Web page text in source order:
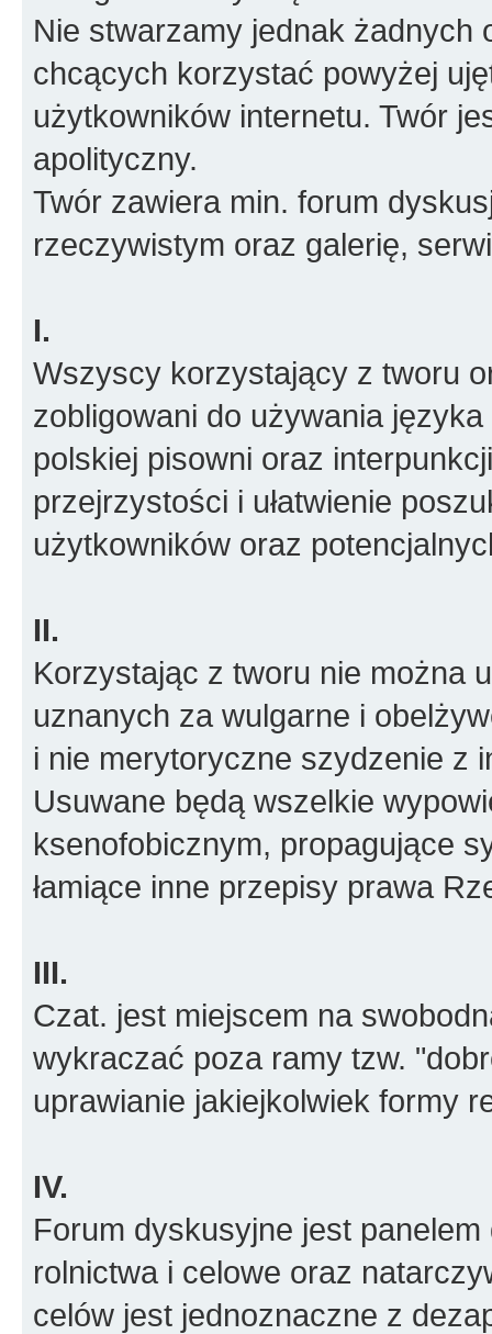
Nie stwarzamy jednak żadnych
chcących korzystać powyżej
użytkowników internetu. Twór
apolityczny.
Twór zawiera min. forum
rzeczywistym oraz galerię,
I.
Wszyscy korzystający z tworu
zobligowani do używania
polskiej pisowni oraz
przejrzystości i ułatwienie
użytkowników oraz
II.
Korzystając z tworu nie można
uznanych za wulgarne i
i nie merytoryczne szydzenie z
Usuwane będą wszelkie
ksenofobicznym, propagujące
łamiące inne przepisy prawa
III.
Czat. jest miejscem na
wykraczać poza ramy tzw.
uprawianie jakiejkolwiek formy
IV.
Forum dyskusyjne jest
rolnictwa i celowe oraz
celów jest jednoznaczne z